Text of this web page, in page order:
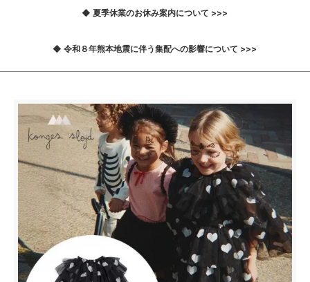
◆ 夏季休業のお休み案内について >>>
◆ 令和８年熊本地震に伴う集配への影響について >>>